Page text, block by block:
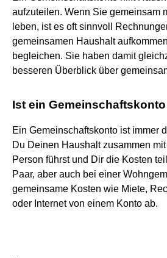
aufzuteilen. Wenn Sie gemeinsam
leben, ist es oft sinnvoll
gemeinsamen Haushalt
begleichen. Sie haben damit
besseren Überblick über
Ist ein
Ein Gemeinschaftskonto ist immer
Du Deinen Haushalt zusammen
Person führst und Dir die Kosten
Paar, aber auch bei einer
gemeinsame Kosten wie Miete,
oder Internet von einem Konto ab.